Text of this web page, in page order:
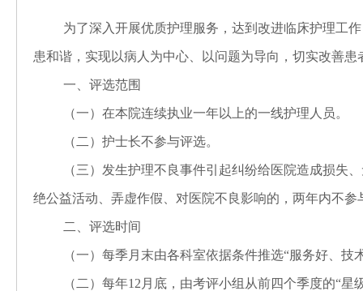
为了深入开展优质护理服务，达到改进临床护理工
患和谐，实现以病人为中心、以问题为导向，切实改善
一、评选范围
（一）在本院连续执业一年以上的一线护理人员。
（二）护士长不参与评选。
（三）发生护理不良事件引起纠纷给医院造成损失
绝公益活动、弄虚作假、对医院不良影响的，两年内不参
二、评选时间
（一）每季月末由各科室依据条件推选“服务好、技
（二）每年12 月底，由考评小组从前四个季度的“星